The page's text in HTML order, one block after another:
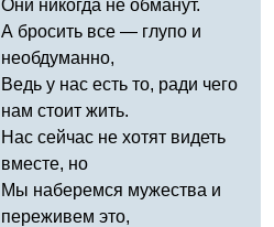
Они никогда не обманут.
А бросить все — глупо и
необдуманно,
Ведь у нас есть то, ради чего
нам стоит жить.
Нас сейчас не хотят видеть
вместе, но
Мы наберемся мужества и
переживем это,